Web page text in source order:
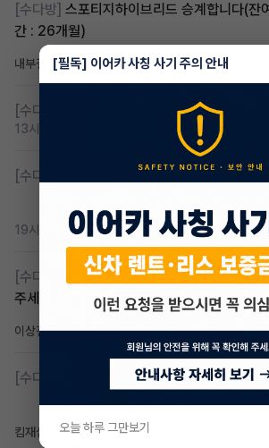
[수다방] 스포티지하이브리드 승계합니다(잔
간 : 26개월)
내부결재6시간 전 조회 811댓글 1
[수다방] 저신용 무심사 or 신차 렌트 찾으시는
13시간 전
[수다방] K8 하이브리드 (풀옵션) 758,780원
19시간 전 조회 367댓글 2
[수다방]
Gv70 승계자분 구합니다 지원금 협
주세요
이상진2일 전조회 184댓글 1
[수다방] 소렌토 2.5 T&스타리아9인승디젤 2
킴재섭 2일 전조회 100댓글 3
[필독] 이어카 사칭 사기 주의 안내
오늘 하루 그만보기